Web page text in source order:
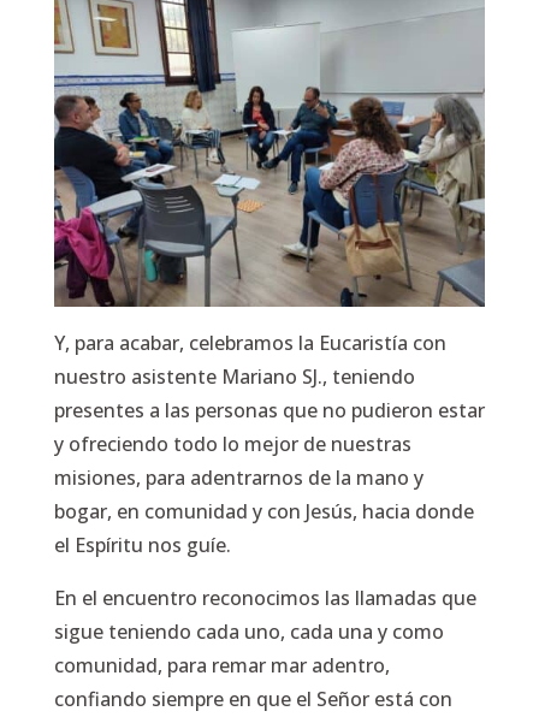
Y, para acabar, celebramos la Eucaristía con
nuestro asistente Mariano SJ., teniendo
presentes a las personas que no pudieron estar
y ofreciendo todo lo mejor de nuestras
misiones, para adentrarnos de la mano y
bogar, en comunidad y con Jesús, hacia donde
el Espíritu nos guíe.
En el encuentro reconocimos las llamadas que
sigue teniendo cada uno, cada una y como
comunidad, para remar mar adentro,
confiando siempre en que el Señor está con